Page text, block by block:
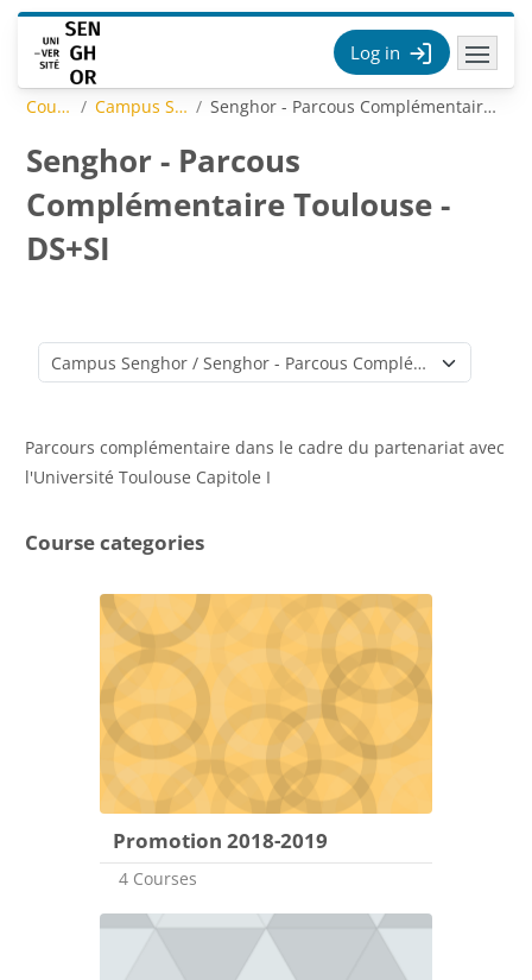
Skip to main content
Log in
Courses Campus Senghor Senghor - Parcous Complémentaire Toulouse - DS+SI
Senghor - Parcous
Complémentaire Toulouse -
DS+SI
Course categories
Parcours complémentaire dans le cadre du partenariat avec
l'Université Toulouse Capitole I
Course categories
Promotion 2018-2019
4 Courses